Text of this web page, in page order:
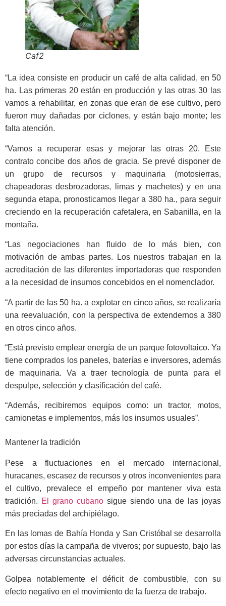
Caf2
“La idea consiste en producir un café de alta calidad, en 50
ha. Las primeras 20 están en producción y las otras 30 las
vamos a rehabilitar, en zonas que eran de ese cultivo, pero
fueron muy dañadas por ciclones, y están bajo monte; les
falta atención.
“Vamos a recuperar esas y mejorar las otras 20. Este
contrato concibe dos años de gracia. Se prevé disponer de
un grupo de recursos y maquinaria (motosierras,
chapeadoras desbrozadoras, limas y machetes) y en una
segunda etapa, pronosticamos llegar a 380 ha., para seguir
creciendo en la recuperación cafetalera, en Sabanilla, en la
montaña.
“Las negociaciones han fluido de lo más bien, con
motivación de ambas partes. Los nuestros trabajan en la
acreditación de las diferentes importadoras que responden
a la necesidad de insumos concebidos en el nomenclador.
“A partir de las 50 ha. a explotar en cinco años, se realizaría
una reevaluación, con la perspectiva de extendernos a 380
en otros cinco años.
“Está previsto emplear energía de un parque fotovoltaico. Ya
tiene comprados los paneles, baterías e inversores, además
de maquinaria. Va a traer tecnología de punta para el
despulpe, selección y clasificación del café.
“Además, recibiremos equipos como: un tractor, motos,
camionetas e implementos, más los insumos usuales”.
Mantener la tradición
Pese a fluctuaciones en el mercado internacional,
huracanes, escasez de recursos y otros inconvenientes para
el cultivo, prevalece el empeño por mantener viva esta
tradición. El grano cubano sigue siendo una de las joyas
más preciadas del archipiélago.
En las lomas de Bahía Honda y San Cristóbal se desarrolla
por estos días la campaña de viveros; por supuesto, bajo las
adversas circunstancias actuales.
Golpea notablemente el déficit de combustible, con su
efecto negativo en el movimiento de la fuerza de trabajo.